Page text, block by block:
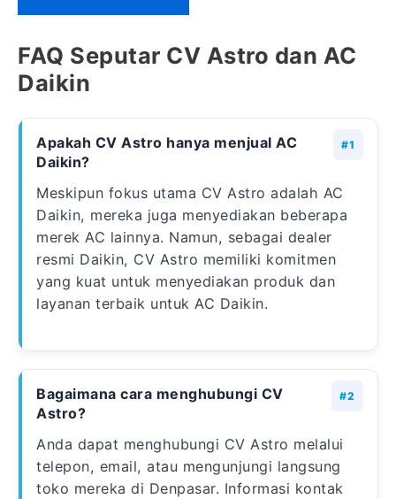
FAQ Seputar CV Astro dan AC
Daikin
Apakah CV Astro hanya menjual AC
Daikin?
Meskipun fokus utama CV Astro adalah AC
Daikin, mereka juga menyediakan beberapa
merek AC lainnya. Namun, sebagai dealer
resmi Daikin, CV Astro memiliki komitmen
yang kuat untuk menyediakan produk dan
layanan terbaik untuk AC Daikin.
Bagaimana cara menghubungi CV
Astro?
Anda dapat menghubungi CV Astro melalui
telepon, email, atau mengunjungi langsung
toko mereka di Denpasar. Informasi kontak